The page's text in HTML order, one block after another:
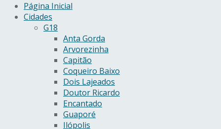
Página Inicial
Cidades
G18
Anta Gorda
Arvorezinha
Capitão
Coqueiro Baixo
Dois Lajeados
Doutor Ricardo
Encantado
Guaporé
Ilópolis